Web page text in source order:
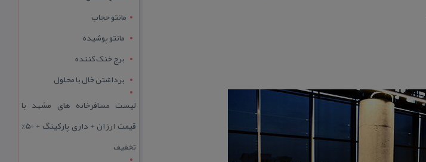
مانتو حجاب
مانتو پوشیده
برج خنک کننده
برداشتن خال با محلول
لیست مسافرخانه های مشهد با
قیمت ارزان + داری پارکینگ + 50%
تخفیف